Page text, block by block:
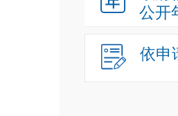
公开
依申